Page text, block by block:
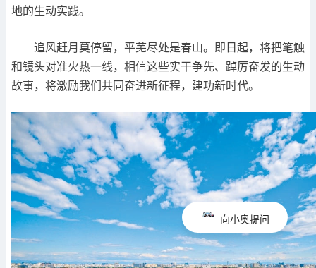
地的生动实践。
追风赶月莫停留，平芜尽处是春山。即日起，将把笔触
和镜头对准火热一线，相信这些实干争先、踔厉奋发的生动
故事，将激励我们共同奋进新征程，建功新时代。
向小奥提问